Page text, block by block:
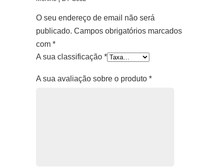
O seu endereço de email não será
publicado. Campos obrigatórios marcados
com *
A sua classificação *
A sua avaliação sobre o produto *